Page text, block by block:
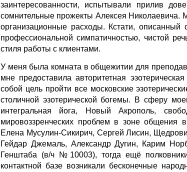
заинтересованности, испытывали прилив
сомнительные прожекты Алексея Николаевича.
организационные расходы. Кстати,
профессиональной симпатичностью, чистой
стиля работы с клиентами.
У меня была комната в общежитии для
мне предоставила авторитетная
собой цель пройти все московские
столичной эзотерической богемы. В сферу
интегральная йога, Новый Акрополь,
мировоззренческих проблем в зоне
Елена Мусулин-Сикирич, Сергей Лисин,
Гейдар Джемаль, Александр Дугин, Карим
Генштаба (в/ч №10003), тогда ещё
контактной базе возникали бесконечные